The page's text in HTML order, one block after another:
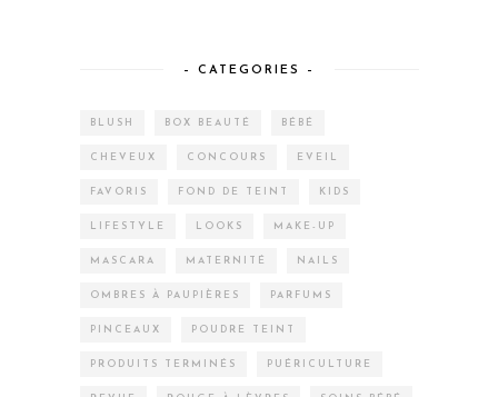
– CATEGORIES –
BLUSH BOX BEAUTÉ BÉBÉ
CHEVEUX CONCOURS EVEIL
FAVORIS FOND DE TEINT KIDS
LIFESTYLE LOOKS MAKE-UP
MASCARA MATERNITÉ NAILS
OMBRES À PAUPIÈRES PARFUMS
PINCEAUX POUDRE TEINT
PRODUITS TERMINÉS PUÉRICULTURE